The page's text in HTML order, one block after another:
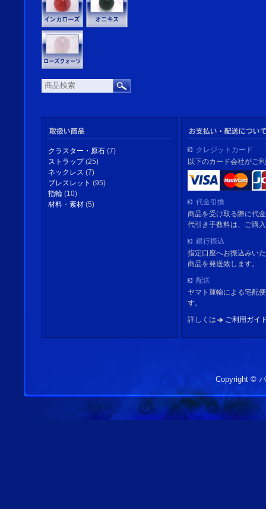
クラスター・原石 (7)
ストラップ(25)
ネックレス (7)
ブレスレット (95)
指輪 (10)
材料・素材 (5)
クレジットカード
以下のカード会社がご
代金引換
商品を受け取る際に代
代引き手数料は、ご購
銀行振込
指定口座へお振込みい
商品を発送致します。
配送
ヤマト運輸による宅配
す。
詳しくは
ご利用ガイ
Copyright ©